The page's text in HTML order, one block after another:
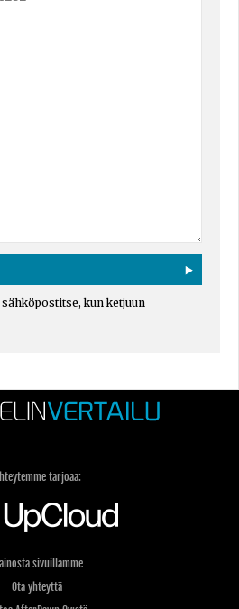
kun ketjuun
tarjoaa:
sivuillamme
Ota yhteyttä